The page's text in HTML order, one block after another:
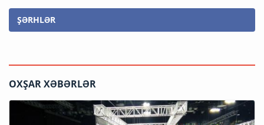
ŞƏRHLƏR
OXŞAR XƏBƏRLƏR